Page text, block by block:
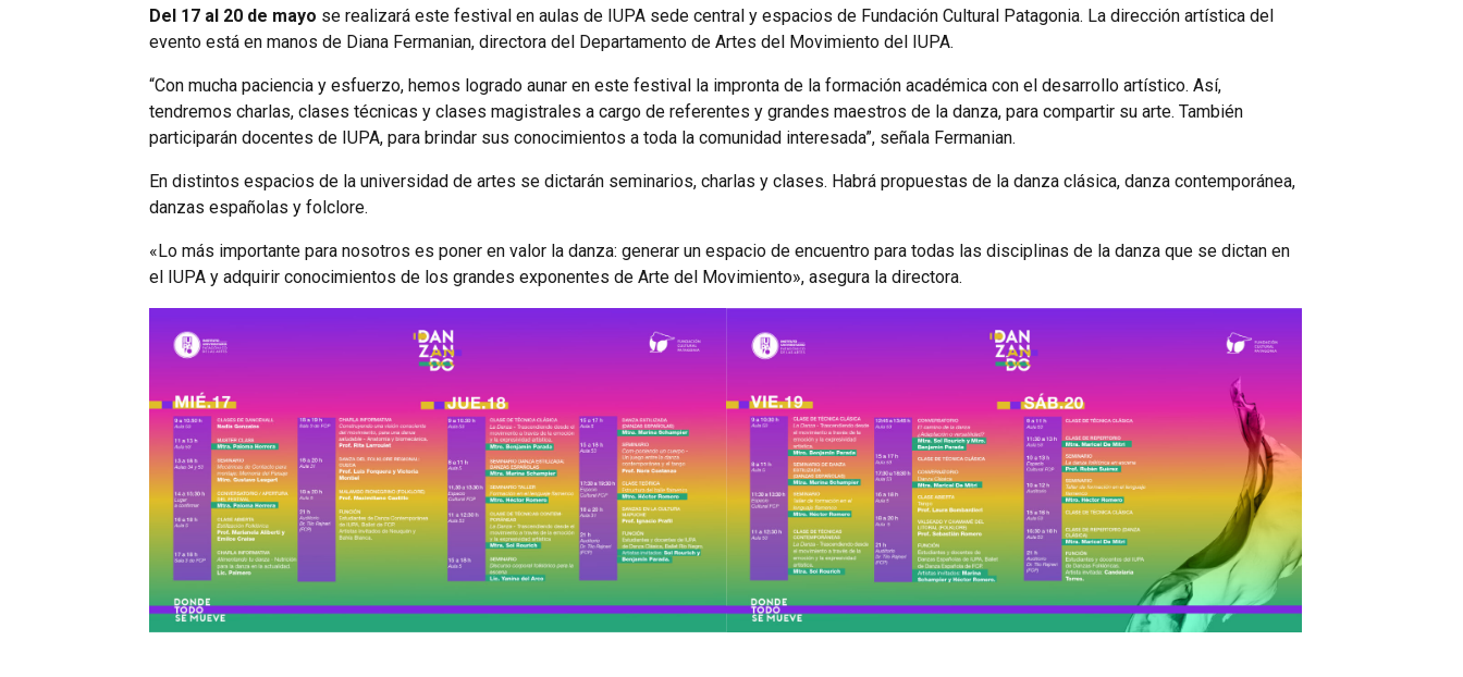
Del 17 al 20 de mayo se realizará este festival en aulas de IUPA sede central y espacios de Fundación Cultural Patagonia. La dirección artística del
evento está en manos de Diana Fermanian, directora del Departamento de Artes del Movimiento del IUPA.
“Con mucha paciencia y esfuerzo, hemos logrado aunar en este festival la impronta de la formación académica con el desarrollo artístico. Así,
tendremos charlas, clases técnicas y clases magistrales a cargo de referentes y grandes maestros de la danza, para compartir su arte. También
participarán docentes de IUPA, para brindar sus conocimientos a toda la comunidad interesada”, señala Fermanian.
En distintos espacios de la universidad de artes se dictarán seminarios, charlas y clases. Habrá propuestas de la danza clásica, danza contemporánea,
danzas españolas y folclore.
«Lo más importante para nosotros es poner en valor la danza: generar un espacio de encuentro para todas las disciplinas de la danza que se dictan en
el IUPA y adquirir conocimientos de los grandes exponentes de Arte del Movimiento», asegura la directora.